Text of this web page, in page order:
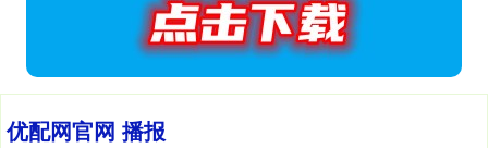
优配网官网 播报